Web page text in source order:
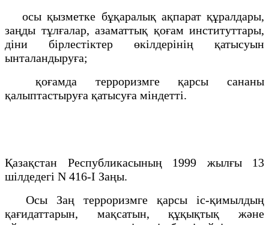
осы қызметке бұқаралық ақпарат құралдары,
заңды тұлғалар, азаматтық қоғам институттары,
діни бірлестіктер өкілдерінің қатысуын
ынталандыруға;
қоғамда терроризмге қарсы сананы
қалыптастыруға қатысуға міндетті.
Қазақстан Республикасының 1999 жылғы 13
шілдедегі N 416-I Заңы.
Осы Заң терроризмге қарсы іс-қимылдың
қағидаттарын, мақсатын, құқықтық және